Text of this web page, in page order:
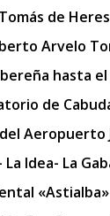
de Heres
Arvelo
hasta
de
Aeropuerto
Idea- La
«Astialba»